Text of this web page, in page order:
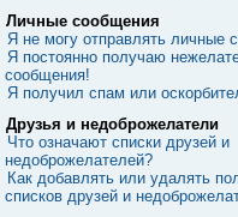
Личные сообщения
Я не могу отправлять личные
Я постоянно получаю
сообщения!
Я получил спам или
Друзья и недоброжелатели
Что означают списки друзей и
недоброжелателей?
Как добавлять или удалять
списков друзей и